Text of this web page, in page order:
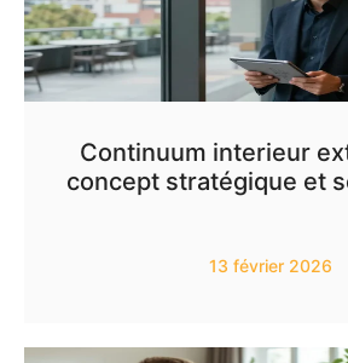
Continuum interieur
concept stratégique et
13 février 2026